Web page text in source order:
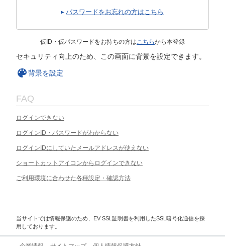
パスワードをお忘れの方はこちら
仮ID・仮パスワードをお持ちの方はこちらから本登録
セキュリティ向上のため、この画面に背景を設定できます。
背景を設定
FAQ
ログインできない
ログインID・パスワードがわからない
ログインIDにしていたメールアドレスが使えない
ショートカットアイコンからログインできない
ご利用環境に合わせた各種設定・確認方法
当サイトでは情報保護のため、EV SSL証明書を利用したSSL暗号化通信を採
用しております。